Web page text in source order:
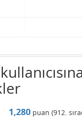
1,280 puan (912.